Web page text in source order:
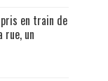
en train de
rue, un